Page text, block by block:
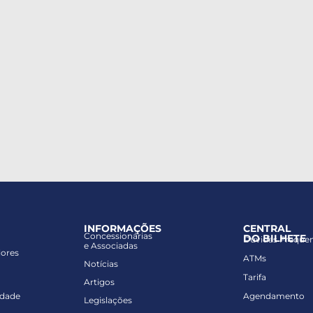
INFORMAÇÕES
Concessionárias
e Associadas
Notícias
Artigos
Legislações
CENTRAL
DO BILHETE
Dúvidas
ATMs
Tarifa
Agendamento